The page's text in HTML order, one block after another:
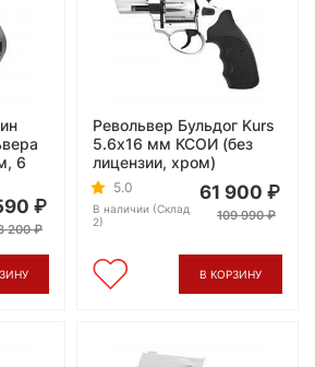
6
200
Револьвер Бульдог Kurs
5.6х16 мм КСОИ (без
лицензии, хром)
5.0
В наличии (Склад
2)
61 900
109 990
В КОРЗИНУ